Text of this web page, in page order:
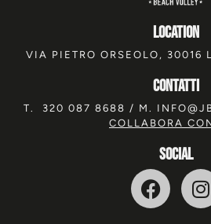
location
VIA PIETRO ORSEOLO, 30016
Contatti
T. 320 087 8688 / M.
COLLABORA
SOCIAL